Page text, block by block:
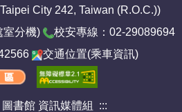
City 242, Taiwan (R.O.C.))
室分機)
校安專線：02-29089694
交通位置(乘車資訊)
書館 資訊媒體組 :::